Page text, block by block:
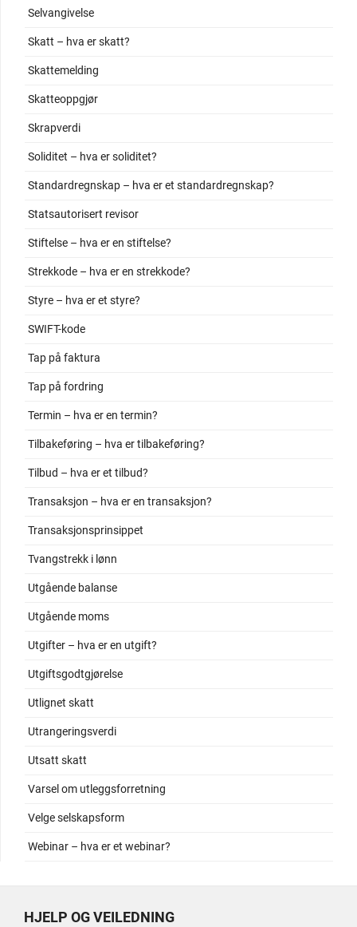
Selvangivelse
Skatt – hva er skatt?
Skattemelding
Skatteoppgjør
Skrapverdi
Soliditet – hva er soliditet?
Standardregnskap – hva er et standardregnskap?
Statsautorisert revisor
Stiftelse – hva er en stiftelse?
Strekkode – hva er en strekkode?
Styre – hva er et styre?
SWIFT-kode
Tap på faktura
Tap på fordring
Termin – hva er en termin?
Tilbakeføring – hva er tilbakeføring?
Tilbud – hva er et tilbud?
Transaksjon – hva er en transaksjon?
Transaksjonsprinsippet
Tvangstrekk i lønn
Utgående balanse
Utgående moms
Utgifter – hva er en utgift?
Utgiftsgodtgjørelse
Utlignet skatt
Utrangeringsverdi
Utsatt skatt
Varsel om utleggsforretning
Velge selskapsform
Webinar – hva er et webinar?
HJELP OG VEILEDNING